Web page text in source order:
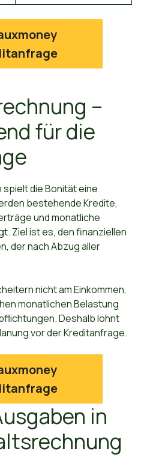
–
für die
spielt die Bonität eine
bestehende Kredite,
und monatliche
Ziel ist es, den finanziellen
der nach Abzug aller
nicht am Einkommen,
monatlichen Belastung
Deshalb lohnt
vor der Kreditanfrage.
in